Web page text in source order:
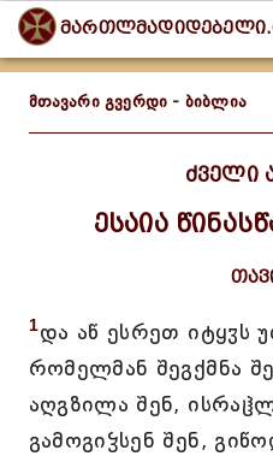
მთავარი გვერდი - ბიბლია
ძველი
ესაია
1და აწ ესრეთ იტყჳს
რომელმან შეგქმნა
აღგზილა შენ,
გამოგიჴსენ შენ,